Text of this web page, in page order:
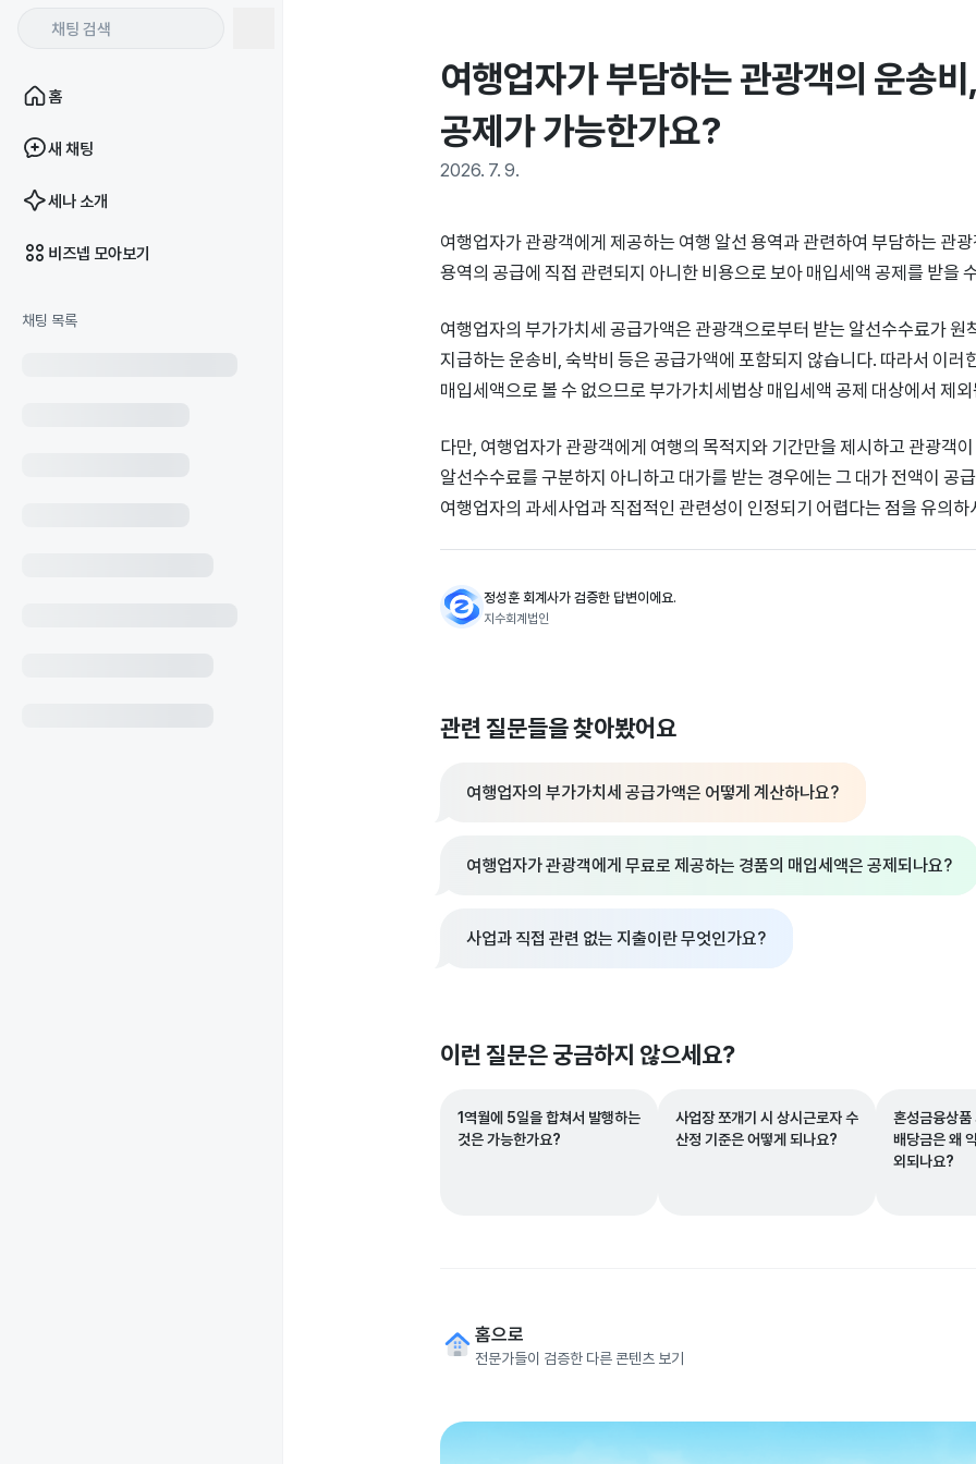
홈
새 채팅
세나 소개
비즈넵 모아보기
채팅 목록
여행업자가 부담하는 관광객의 운송
공제가 가능한가요?
2026. 7. 9.
여행업자가 관광객에게 제공하는 여행 알선 용역과 관련하여 부담하는 관
용역의 공급에 직접 관련되지 아니한 비용으로 보아 매입세액 공제를 받을
여행업자의 부가가치세 공급가액은 관광객으로부터 받는 알선수수료가
지급하는 운송비, 숙박비 등은 공급가액에 포함되지 않습니다. 따라서 이러
매입세액으로 볼 수 없으므로 부가가치세법상 매입세액 공제 대상에서 제
다만, 여행업자가 관광객에게 여행의 목적지와 기간만을 제시하고 관광객
알선수수료를 구분하지 아니하고 대가를 받는 경우에는 그 대가 전액이 공
여행업자의 과세사업과 직접적인 관련성이 인정되기 어렵다는 점을 유의하
정성훈 회계사가 검증한 답변이에요.
지수회계법인
관련 질문들을 찾아봤어요
여행업자의 부가가치세 공급가액은 어떻게 계산하나요?
여행업자가 관광객에게 무료로 제공하는 경품의 매입세액은 공제되나요?
사업과 직접 관련 없는 지출이란 무엇인가요?
이런 질문은 궁금하지 않으세요?
1역월에 5일을 합쳐서 발행하는
것은 가능한가요?
사업장 쪼개기 시 상시근로자 수
산정 기준은 어떻게 되나요?
혼성금융상품
배당금은 왜
외되나요?
홈으로
전문가들이 검증한 다른 콘텐츠 보기